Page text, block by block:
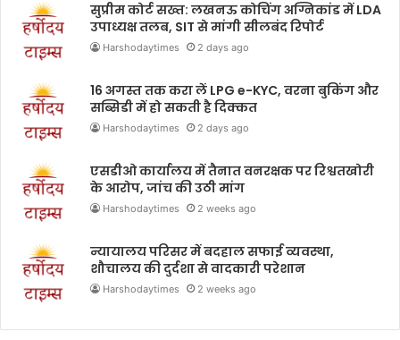
सुप्रीम कोर्ट सख्त: लखनऊ कोचिंग अग्निकांड में LDA
उपाध्यक्ष तलब, SIT से मांगी सीलबंद रिपोर्ट
Harshodaytimes 2 days ago
16 अगस्त तक करा लें LPG e-KYC, वरना बुकिंग और
सब्सिडी में हो सकती है दिक्कत
Harshodaytimes 2 days ago
एसडीओ कार्यालय में तैनात वनरक्षक पर रिश्वतखोरी
के आरोप, जांच की उठी मांग
Harshodaytimes 2 weeks ago
न्यायालय परिसर में बदहाल सफाई व्यवस्था,
शौचालय की दुर्दशा से वादकारी परेशान
Harshodaytimes 2 weeks ago